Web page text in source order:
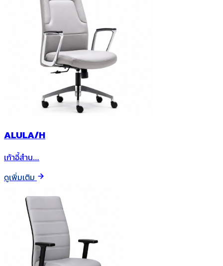
ALULA/H
เก้าอี้สำน…
ดูเพิ่มเติม